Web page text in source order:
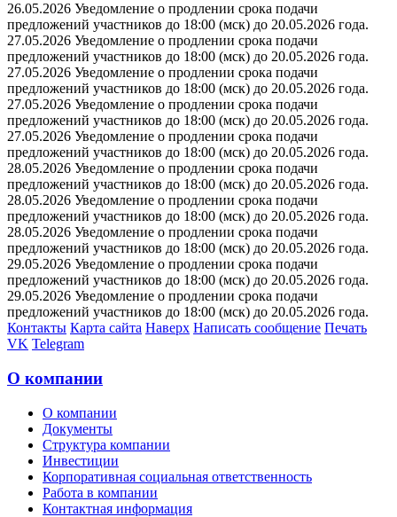
26.05.2026 Уведомление о продлении срока подачи
предложений участников до 18:00 (мск) до 20.05.2026 года.
27.05.2026 Уведомление о продлении срока подачи
предложений участников до 18:00 (мск) до 20.05.2026 года.
27.05.2026 Уведомление о продлении срока подачи
предложений участников до 18:00 (мск) до 20.05.2026 года.
27.05.2026 Уведомление о продлении срока подачи
предложений участников до 18:00 (мск) до 20.05.2026 года.
27.05.2026 Уведомление о продлении срока подачи
предложений участников до 18:00 (мск) до 20.05.2026 года.
28.05.2026 Уведомление о продлении срока подачи
предложений участников до 18:00 (мск) до 20.05.2026 года.
28.05.2026 Уведомление о продлении срока подачи
предложений участников до 18:00 (мск) до 20.05.2026 года.
28.05.2026 Уведомление о продлении срока подачи
предложений участников до 18:00 (мск) до 20.05.2026 года.
29.05.2026 Уведомление о продлении срока подачи
предложений участников до 18:00 (мск) до 20.05.2026 года.
29.05.2026 Уведомление о продлении срока подачи
предложений участников до 18:00 (мск) до 20.05.2026 года.
Контакты Карта сайта Наверх Написать сообщение Печать
VK Telegram
О компании
О компании
Документы
Структура компании
Инвестиции
Корпоративная социальная ответственность
Работа в компании
Контактная информация